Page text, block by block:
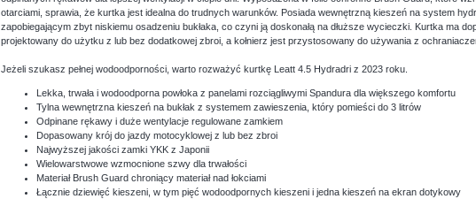
otarciami, sprawia, że kurtka jest idealna do trudnych warunków. Posiada wewnętrzną kieszeń na system
zapobiegającym zbyt niskiemu osadzeniu bukłaka, co czyni ją doskonałą na dłuższe wycieczki. Kurtka ma
projektowany do użytku z lub bez dodatkowej zbroi, a kołnierz jest przystosowany do używania z
Jeżeli szukasz pełnej wodoodporności, warto rozważyć kurtkę Leatt 4.5 Hydradri z 2023 roku.
Lekka, trwała i wodoodporna powłoka z panelami rozciągliwymi Spandura dla większego komfortu
Tylna wewnętrzna kieszeń na bukłak z systemem zawieszenia, który pomieści do 3 litrów
Odpinane rękawy i duże wentylacje regulowane zamkiem
Dopasowany krój do jazdy motocyklowej z lub bez zbroi
Najwyższej jakości zamki YKK z Japonii
Wielowarstwowe wzmocnione szwy dla trwałości
Materiał Brush Guard chroniący materiał nad łokciami
Łącznie dziewięć kieszeni, w tym pięć wodoodpornych kieszeni i jedna kieszeń na ekran dotykowy